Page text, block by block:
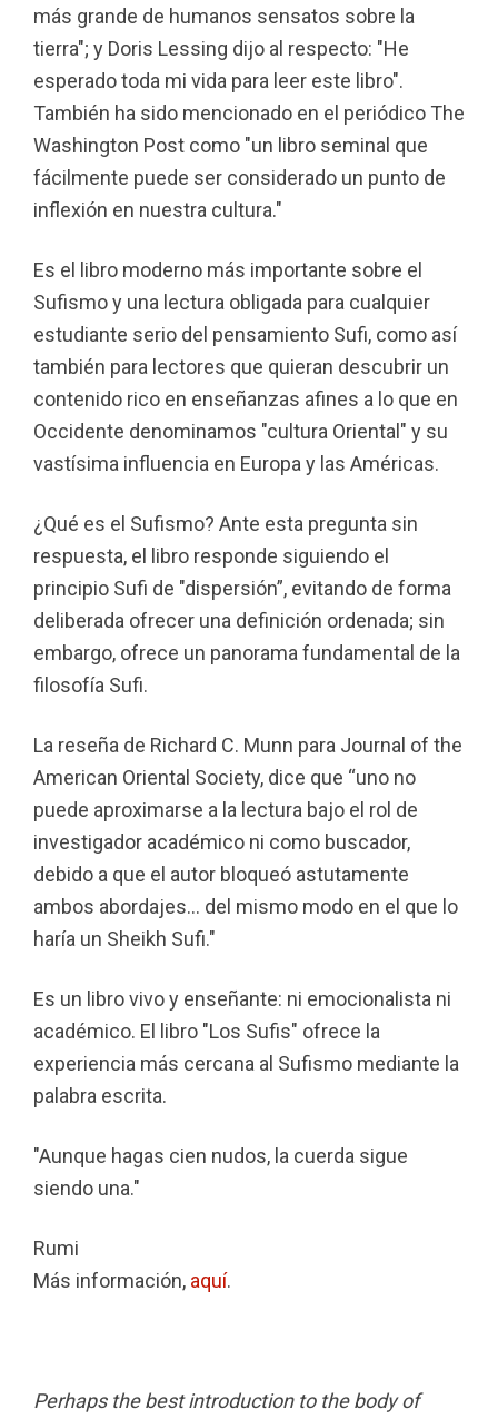
más grande de humanos sensatos sobre la
tierra"; y Doris Lessing dijo al respecto: "He
esperado toda mi vida para leer este libro".
También ha sido mencionado en el periódico The
Washington Post como "un libro seminal que
fácilmente puede ser considerado un punto de
inflexión en nuestra cultura."
Es el libro moderno más importante sobre el
Sufismo y una lectura obligada para cualquier
estudiante serio del pensamiento Sufi, como así
también para lectores que quieran descubrir un
contenido rico en enseñanzas afines a lo que en
Occidente denominamos "cultura Oriental" y su
vastísima influencia en Europa y las Américas.
¿Qué es el Sufismo? Ante esta pregunta sin
respuesta, el libro responde siguiendo el
principio Sufi de "dispersión”, evitando de forma
deliberada ofrecer una definición ordenada; sin
embargo, ofrece un panorama fundamental de la
filosofía Sufi.
La reseña de Richard C. Munn para Journal of the
American Oriental Society, dice que “uno no
puede aproximarse a la lectura bajo el rol de
investigador académico ni como buscador,
debido a que el autor bloqueó astutamente
ambos abordajes... del mismo modo en el que lo
haría un Sheikh Sufi."
Es un libro vivo y enseñante: ni emocionalista ni
académico. El libro "Los Sufis" ofrece la
experiencia más cercana al Sufismo mediante la
palabra escrita.
"Aunque hagas cien nudos, la cuerda sigue
siendo una."
Rumi
Más información, aquí.
Perhaps the best introduction to the body of